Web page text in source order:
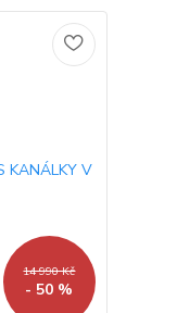
14 990 Kč
- 50 %